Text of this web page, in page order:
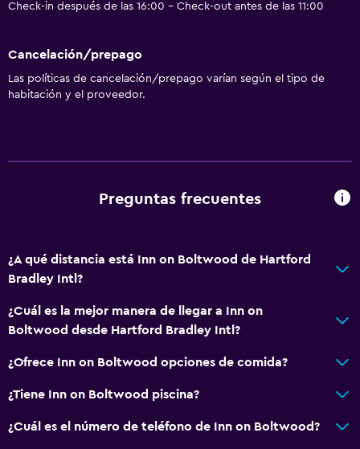
Toallas
Alarma de humo
Baño
Gorro de baño
Secador de pelo
Aseo
Papel higiénico
Check-in después de las 16:00 - Check-out antes de las 11:00
Cancelación/prepago
Las políticas de cancelación/prepago varían según el tipo de
habitación y el proveedor.
Preguntas frecuentes
¿A qué distancia está Inn on Boltwood de Hartford
Bradley Intl?
¿Cuál es la mejor manera de llegar a Inn on
Boltwood desde Hartford Bradley Intl?
¿Ofrece Inn on Boltwood opciones de comida?
¿Tiene Inn on Boltwood piscina?
¿Cuál es el número de teléfono de Inn on Boltwood?